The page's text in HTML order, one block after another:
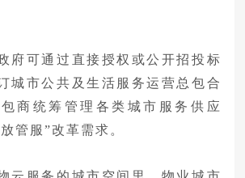
府可通过直接授权或公开招投标
城市公共及生活服务运营总包合
商统筹管理各类城市服务供应
管服”改革需求。